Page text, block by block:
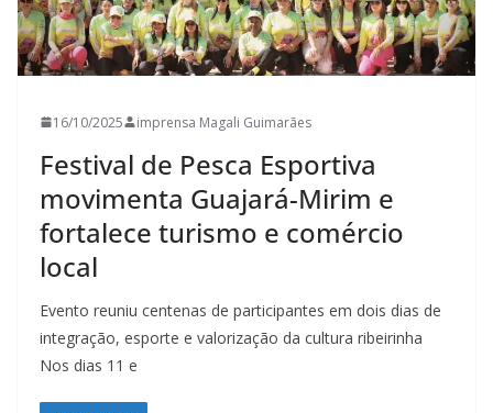
16/10/2025 imprensa Magali Guimarães
Festival de Pesca Esportiva
movimenta Guajará-Mirim e
fortalece turismo e comércio
local
Evento reuniu centenas de participantes em dois dias de
integração, esporte e valorização da cultura ribeirinha
Nos dias 11 e